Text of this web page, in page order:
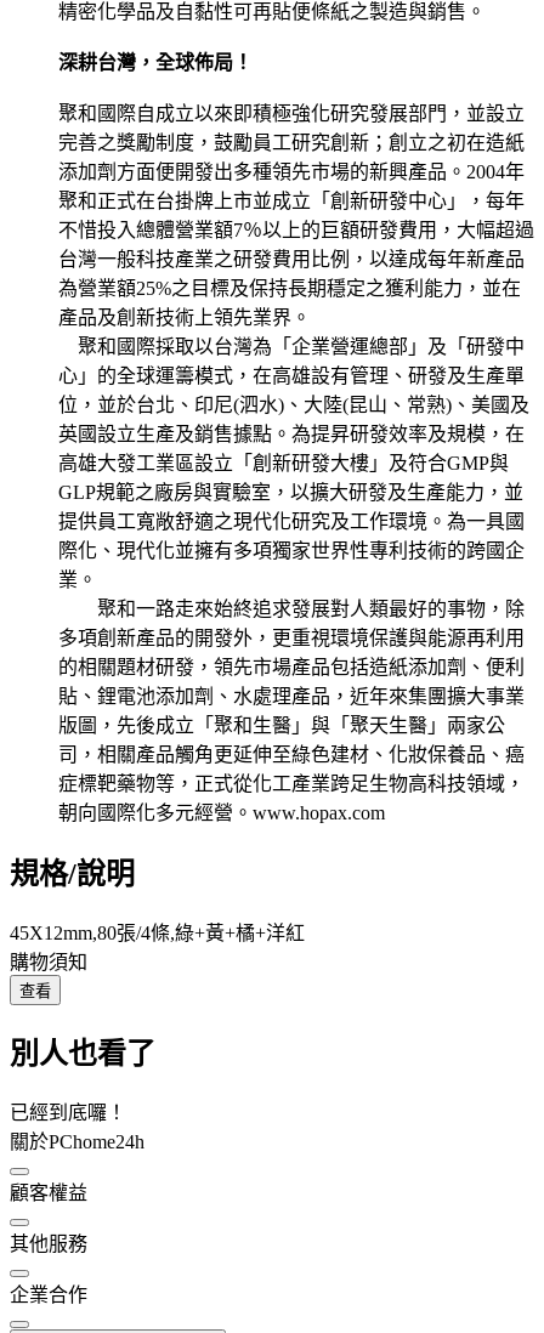
精密化學品及自黏性可再貼便條紙之製造與銷售。
深耕台灣，全球佈局！
聚和國際自成立以來即積極強化研究發展部門，並設立
完善之獎勵制度，鼓勵員工研究創新；創立之初在造紙
添加劑方面便開發出多種領先市場的新興產品。2004年
聚和正式在台掛牌上市並成立「創新研發中心」，每年
不惜投入總體營業額7％以上的巨額研發費用，大幅超過
台灣一般科技產業之研發費用比例，以達成每年新產品
為營業額25%之目標及保持長期穩定之獲利能力，並在
產品及創新技術上領先業界。
聚和國際採取以台灣為「企業營運總部」及「研發中
心」的全球運籌模式，在高雄設有管理、研發及生產單
位，並於台北、印尼(泗水)、大陸(昆山、常熟)、美國及
英國設立生產及銷售據點。為提昇研發效率及規模，在
高雄大發工業區設立「創新研發大樓」及符合GMP與
GLP規範之廠房與實驗室，以擴大研發及生產能力，並
提供員工寬敞舒適之現代化研究及工作環境。為一具國
際化、現代化並擁有多項獨家世界性專利技術的跨國企
業。
聚和一路走來始終追求發展對人類最好的事物，除
多項創新產品的開發外，更重視環境保護與能源再利用
的相關題材研發，領先市場產品包括造紙添加劑、便利
貼、鋰電池添加劑、水處理產品，近年來集團擴大事業
版圖，先後成立「聚和生醫」與「聚天生醫」兩家公
司，相關產品觸角更延伸至綠色建材、化妝保養品、癌
症標靶藥物等，正式從化工產業跨足生物高科技領域，
朝向國際化多元經營。www.hopax.com
規格/說明
45X12mm,80張/4條,綠+黃+橘+洋紅
購物須知
查看
別人也看了
已經到底囉！
關於PChome24h
顧客權益
其他服務
企業合作